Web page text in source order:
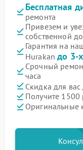
Бесплатная
ремонта
Привезем и
собственной
Гарантия на
Hurakanдо 3-
Срочный
часа
Скидка для вас
Получите 1500
Оригинальные